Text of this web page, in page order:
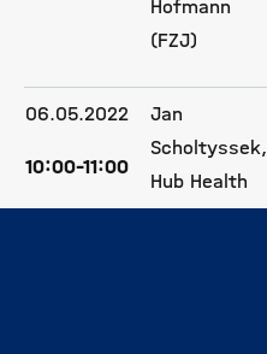
Hofmann
(FZJ)
06.05.2022
10:00-11:00
Jan
Scholtyssek,
Hub Health